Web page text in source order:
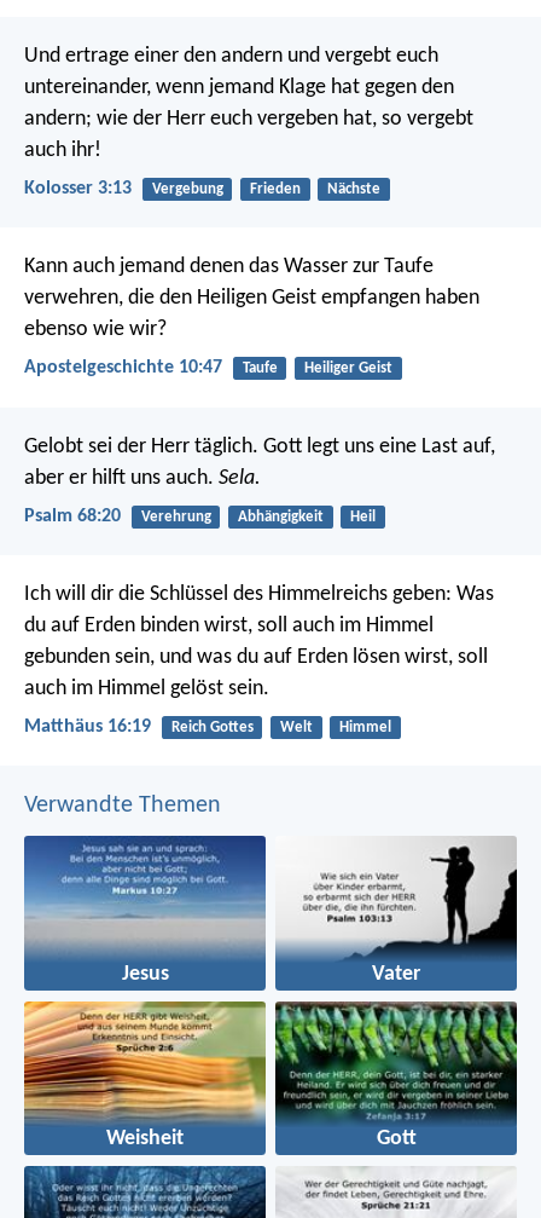
Und ertrage einer den andern und vergebt euch
untereinander, wenn jemand Klage hat gegen den
andern; wie der Herr euch vergeben hat, so vergebt
auch ihr!
Kolosser 3:13 Vergebung Frieden Nächste
Kann auch jemand denen das Wasser zur Taufe
verwehren, die den Heiligen Geist empfangen haben
ebenso wie wir?
Apostelgeschichte 10:47 Taufe Heiliger Geist
Gelobt sei der Herr täglich. Gott legt uns eine Last auf,
aber er hilft uns auch. Sela.
Psalm 68:20 Verehrung Abhängigkeit Heil
Ich will dir die Schlüssel des Himmelreichs geben: Was
du auf Erden binden wirst, soll auch im Himmel
gebunden sein, und was du auf Erden lösen wirst, soll
auch im Himmel gelöst sein.
Matthäus 16:19 Reich Gottes Welt Himmel
Verwandte Themen
Jesus Vater
Weisheit Gott